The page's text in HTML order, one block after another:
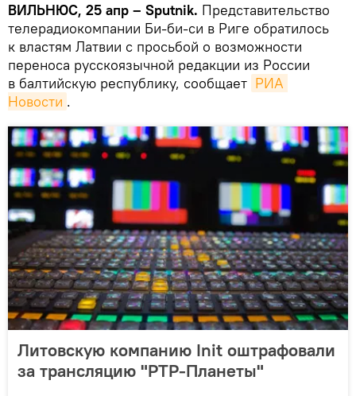
ВИЛЬНЮС, 25 апр – Sputnik. Представительство
телерадиокомпании Би-би-си в Риге обратилось
к властям Латвии с просьбой о возможности
переноса русскоязычной редакции из России
в балтийскую республику, сообщает РИА
Новости .
Литовскую компанию Init оштрафовали
за трансляцию "РТР-Планеты"